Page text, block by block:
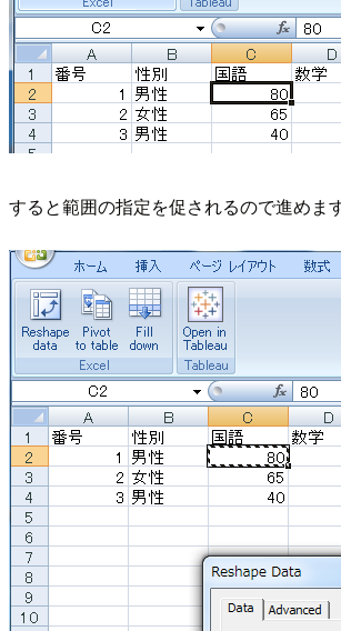
すると範囲の指定を促されるので進めま